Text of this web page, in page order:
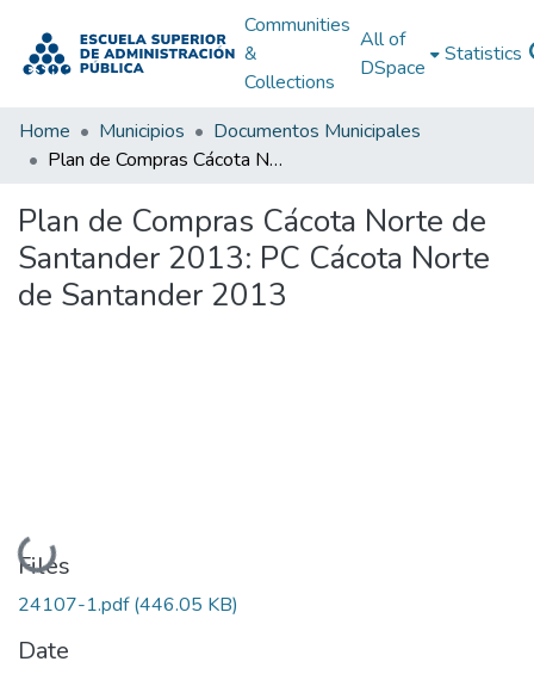
Communities
&
Collections
All of
DSpace
Statistics
Home Municipios
Documentos Municipales
Plan de Compras Cácota Norte de Santander 2013: PC Cácota Norte de Santander 2013
Plan de Compras Cácota Norte de
Santander 2013: PC Cácota Norte
de Santander 2013
Loading...
Files
24107-1.pdf(446.05 KB)
Date